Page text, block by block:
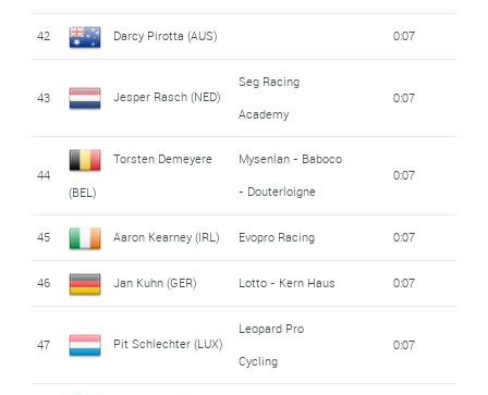
42 Darcy Pirotta (AUS) 0:07
43 Jesper Rasch (NED)
Seg Racing
Academy
0:07
44
Torsten Demeyere
(BEL)
Mysenlan - Baboco
- Douterloigne
0:07
45 Aaron Kearney (IRL) Evopro Racing 0:07
46 Jan Kuhn (GER) Lotto - Kern Haus 0:07
47 Pit Schlechter (LUX)
Leopard Pro
Cycling
0:07